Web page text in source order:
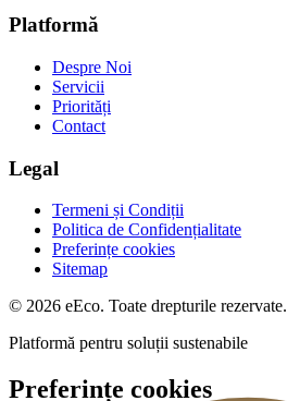
Platformă
Despre Noi
Servicii
Priorități
Contact
Legal
Termeni și Condiții
Politica de Confidențialitate
Preferințe cookies
Sitemap
© 2026 eEco. Toate drepturile rezervate.
Platformă pentru soluții sustenabile
Preferințe cookies